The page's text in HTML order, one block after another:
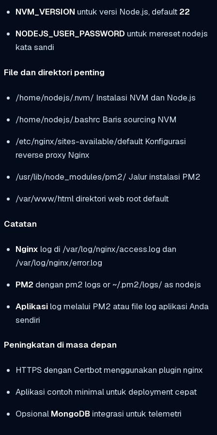
NVM_VERSION untuk versi Node.js, default 22
NODEJS_USER_PASSWORD untuk mereset nodejs
kata sandi
File dan direktori penting
/home/nodejs/.nvm/ Instalasi NVM dan Node.js
/home/nodejs/.bashrc Baris sourcing NVM
/etc/nginx/sites-available/defaultKonfigurasi
reverse proxy Nginx
/usr/lib/node_modules/pm2/ Jalur instalasi PM2
/var/www/htmldirektori web root default
Catatan
Nginx log di /var/log/nginx/access.log dan
/var/log/nginx/error.log
PM2 dengan pm2 logs or ~/.pm2/logs/ as nodejs
Aplikasilog melalui PM2 atau file log aplikasi Anda
sendiri
Peningkatan di masa depan
HTTPS dengan Certbot menggunakan plugin nginx
Aplikasi contoh minimal untuk deployment cepat
Opsional MongoDBintegrasi untuk telemetri